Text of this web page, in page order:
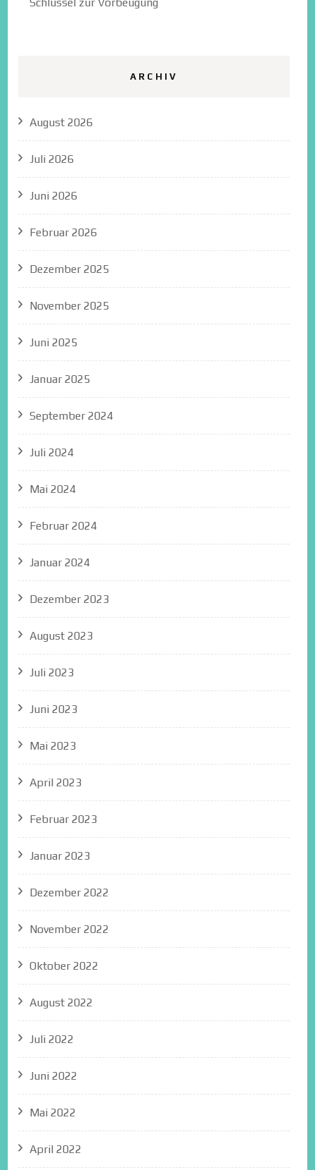
ARCHIV
August 2026
Juli 2026
Juni 2026
Februar 2026
Dezember 2025
November 2025
Juni 2025
Januar 2025
September 2024
Juli 2024
Mai 2024
Februar 2024
Januar 2024
Dezember 2023
August 2023
Juli 2023
Juni 2023
Mai 2023
April 2023
Februar 2023
Januar 2023
Dezember 2022
November 2022
Oktober 2022
August 2022
Juli 2022
Juni 2022
Mai 2022
April 2022